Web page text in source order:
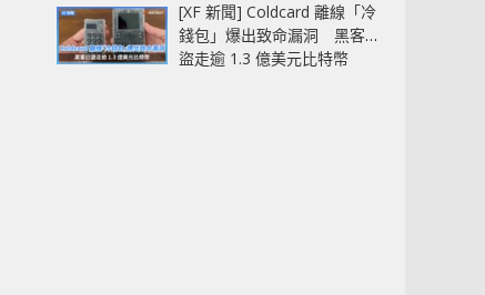
[XF 新聞] Coldcard 離線「冷
錢包」爆出致命漏洞 黑客已
盜走逾 1.3 億美元比特幣